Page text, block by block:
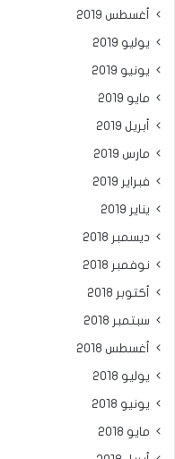
أغسطس 2019
يوليو 2019
يونيو 2019
مايو 2019
أبريل 2019
مارس 2019
فبراير 2019
يناير 2019
ديسمبر 2018
نوفمبر 2018
أكتوبر 2018
سبتمبر 2018
أغسطس 2018
يوليو 2018
يونيو 2018
مايو 2018